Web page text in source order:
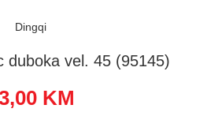
Dingqi
duboka vel. 45 (95145)
KM